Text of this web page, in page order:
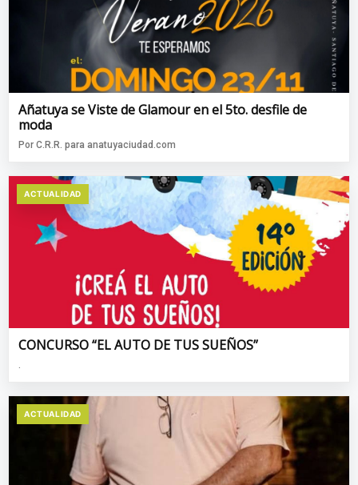
Añatuya se Viste de Glamour en el 5to. desfile de
moda
Por C.R.R. para anatuyaciudad.com
ACTUALIDAD
CONCURSO “EL AUTO DE TUS SUEÑOS”
.
ACTUALIDAD